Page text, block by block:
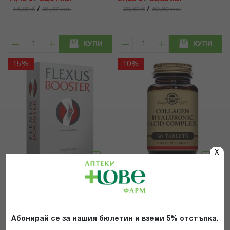
X
Абонирай се за нашия бюлетин и вземи 5% отстъпка.
16,09 € / 31,47 лв.
КУПИ
30,62 € / 59,89 лв.
КУПИ
15% 10%
Solgar
СОЛГАР КОЛАГЕН ХИАЛУРОНОВА
рейтинг: